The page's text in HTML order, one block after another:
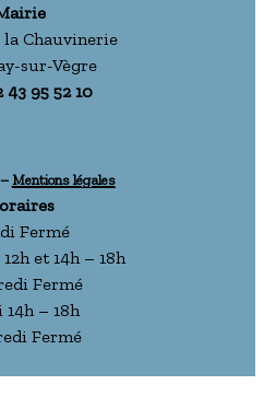
la Chauvinerie
sur-Vègre
43 95 52 10
Mentions légales
Fermé
et 14h – 18h
Fermé
14h – 18h
Fermé